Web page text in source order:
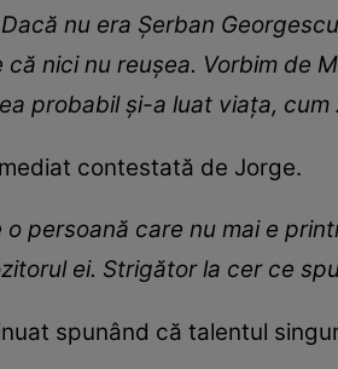
nu era Șerban
nici nu reușea. Vorbim de
probabil și-a luat viața, cum
contestată de Jorge.
o persoană care nu mai e
ei. Strigător la cer ce
spunând că talentul